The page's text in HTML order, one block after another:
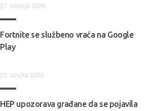
27. svibnja 2026.
Fortnite se službeno vraća na Google
Play
20. ožujka 2026.
HEP upozorava građane da se pojavila